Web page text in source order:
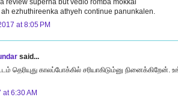
review superna but vedio romba mokkai
ezhuthireenka athyeh continue panunkalen.
at 8:05 PM
said...
தெரியுது காலப்போக்கில் சரியாகிடும்னு நினைக்கிறேன்.
at 6:30 AM